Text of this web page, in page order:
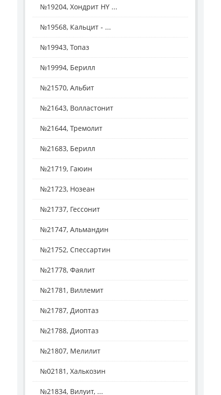
№19204, Хондрит HY ...
№19568, Кальцит - ...
№19943, Топаз
№19994, Берилл
№21570, Альбит
№21643, Волластонит
№21644, Тремолит
№21683, Берилл
№21719, Гаюин
№21723, Нозеан
№21737, Гессонит
№21747, Альмандин
№21752, Спессартин
№21778, Фаялит
№21781, Виллемит
№21787, Диоптаз
№21788, Диоптаз
№21807, Мелилит
№02181, Халькозин
№21834, Вилуит, ...